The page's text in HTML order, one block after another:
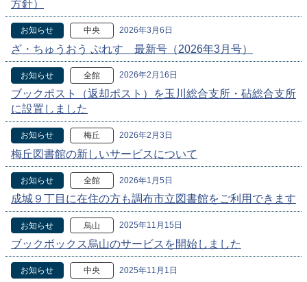
方針）
お知らせ 中央 2026年3月6日
ざ・ちゅうおう ぷれす 最新号（2026年3月号）
お知らせ 全館 2026年2月16日
ブックポスト（返却ポスト）を玉川総合支所・砧総合支所
に設置しました
お知らせ 梅丘 2026年2月3日
梅丘図書館の新しいサービスについて
お知らせ 全館 2026年1月5日
成城９丁目に在住の方も調布市立図書館をご利用できます
お知らせ 烏山 2025年11月15日
ブックボックス烏山のサービスを開始しました
お知らせ 中央 2025年11月1日